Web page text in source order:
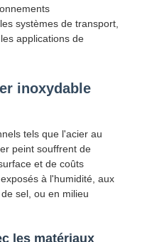
systèmes de transport,
applications de
inoxydable
tels que l'acier au
peint souffrent de
et de coûts
à l'humidité, aux
sel, ou en milieu
les matériaux